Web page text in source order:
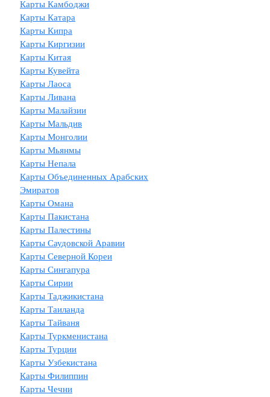
Карты Камбоджи
Карты Катара
Карты Кипра
Карты Киргизии
Карты Китая
Карты Кувейта
Карты Лаоса
Карты Ливана
Карты Малайзии
Карты Мальдив
Карты Монголии
Карты Мьянмы
Карты Непала
Карты Объединенных Арабских
Эмиратов
Карты Омана
Карты Пакистана
Карты Палестины
Карты Саудовской Аравии
Карты Северной Кореи
Карты Сингапура
Карты Сирии
Карты Таджикистана
Карты Таиланда
Карты Тайваня
Карты Туркменистана
Карты Турции
Карты Узбекистана
Карты Филиппин
Карты Чечни